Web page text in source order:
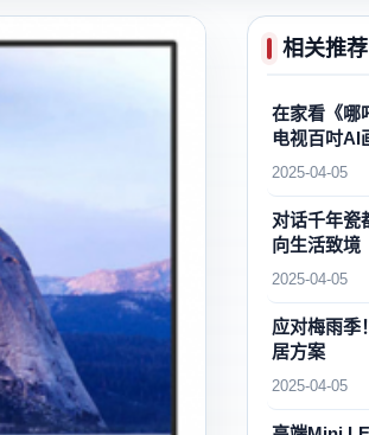
相关推荐
在家看《哪
电视百吋AI
2025-04-05
对话千年瓷
向生活致境
2025-04-05
应对梅雨季
居方案
2025-04-05